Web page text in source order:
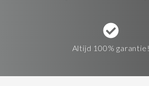
Altijd 100% garantie!